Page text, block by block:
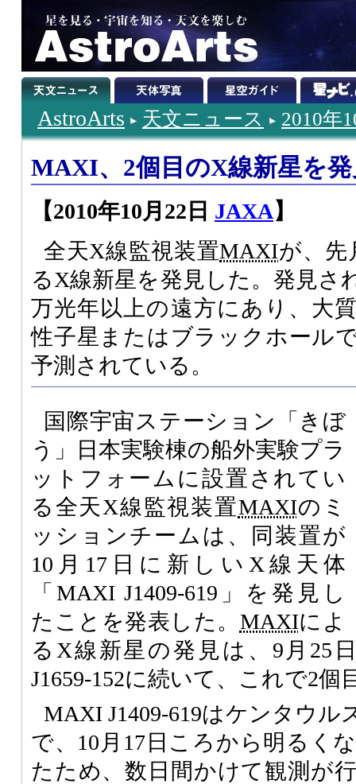
AstroArts 天文ニュース 2010年
MAXI、2個目のX線新星を
【2010年10月22日 JAXA】
全天X線監視装置MAXIが、先
るX線新星を発見した。発見さ
万光年以上の遠方にあり、大
性子星またはブラックホール
予測されている。
国際宇宙ステーション「きぼ
う」日本実験棟の船外実験プラ
ットフォームに設置されてい
る全天X線監視装置MAXIのミ
ッションチームは、同装置が
10月17日に新しいX線天体
「MAXI J1409-619」を発見し
たことを発表した。 MAXIによ
るX線新星の発見は、9月25
J1659-152に続いて、これで2個
MAXI J1409-619はケンタウル
で、10月17日ころから明るく
たため、数日間かけて観測が